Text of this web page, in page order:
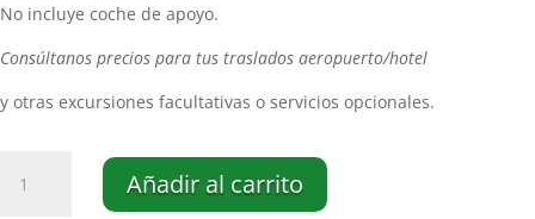
No incluye coche de apoyo.
Consúltanos precios para tus traslados aeropuerto/hotel
y otras excursiones facultativas o servicios opcionales.
2021
Añadir al carrito